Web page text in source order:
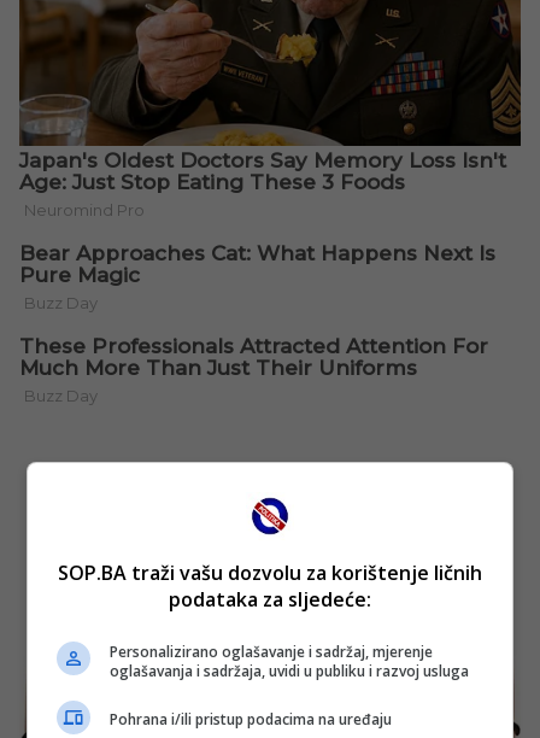
SOP.BA traži vašu dozvolu za korištenje ličnih
podataka za sljedeće:
Personalizirano oglašavanje i sadržaj, mjerenje
oglašavanja i sadržaja, uvidi u publiku i razvoj usluga
Pohrana i/ili pristup podacima na uređaju